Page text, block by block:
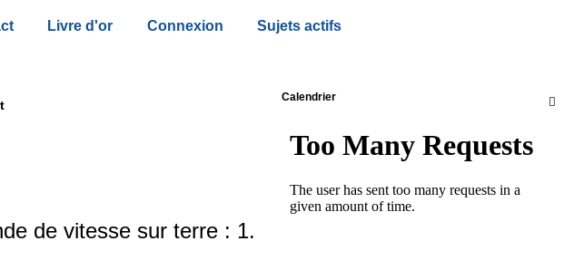
Livre d'or Connexion Sujets actifs
de vitesse sur terre : 1.

Calendrier